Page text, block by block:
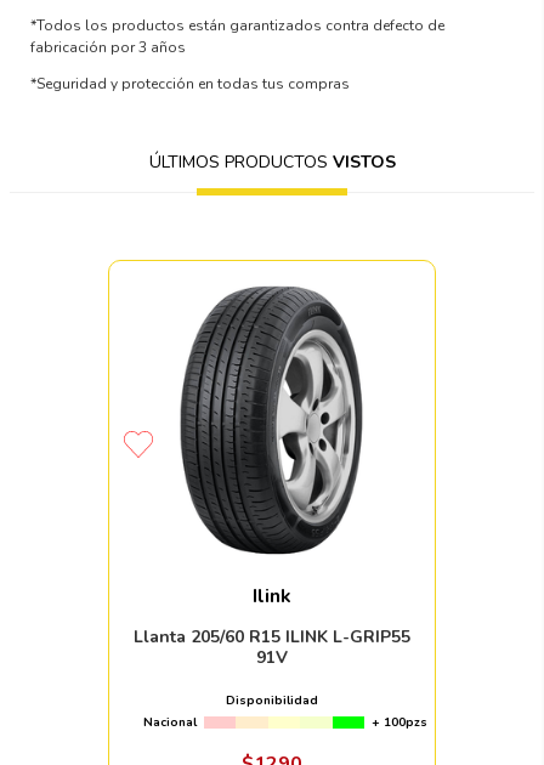
*Todos los productos están garantizados contra defecto de
fabricación por 3 años
*Seguridad y protección en todas tus compras
ÚLTIMOS PRODUCTOS VISTOS
Ilink
Llanta 205/60 R15 ILINK L-GRIP55
91V
Disponibilidad
Nacional
+ 100pzs